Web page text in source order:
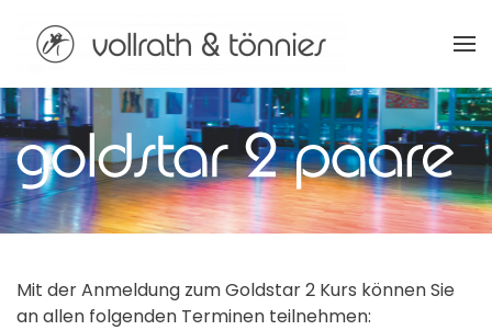
Mit der Anmeldung zum Goldstar 2 Kurs können Sie
an allen folgenden Terminen teilnehmen: